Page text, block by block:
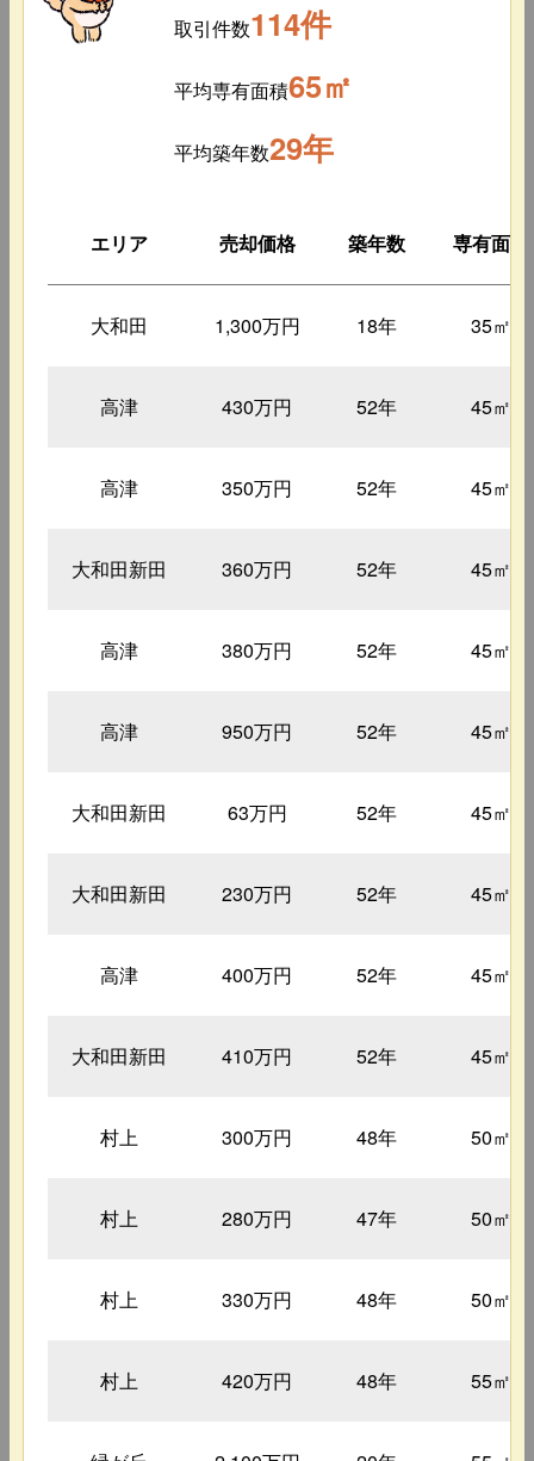
取引件数114件
平均専有面積65㎡
平均築年数29年
エリア 売却価格 築年数 専有面積
大和田 1,300万円 18年 35㎡
高津 430万円 52年 45㎡
高津 350万円 52年 45㎡
大和田新田 360万円 52年 45㎡
高津 380万円 52年 45㎡
高津 950万円 52年 45㎡
大和田新田 63万円 52年 45㎡
大和田新田 230万円 52年 45㎡
高津 400万円 52年 45㎡
大和田新田 410万円 52年 45㎡
村上 300万円 48年 50㎡
村上 280万円 47年 50㎡
村上 330万円 48年 50㎡
村上 420万円 48年 55㎡